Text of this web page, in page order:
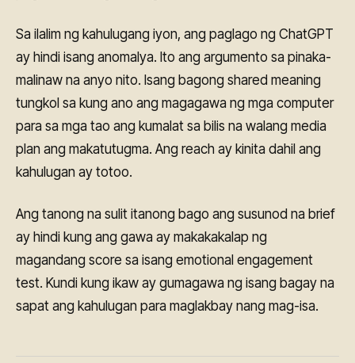
Sa ilalim ng kahulugang iyon, ang paglago ng ChatGPT
ay hindi isang anomalya. Ito ang argumento sa pinaka-
malinaw na anyo nito. Isang bagong shared meaning
tungkol sa kung ano ang magagawa ng mga computer
para sa mga tao ang kumalat sa bilis na walang media
plan ang makatutugma. Ang reach ay kinita dahil ang
kahulugan ay totoo.
Ang tanong na sulit itanong bago ang susunod na brief
ay hindi kung ang gawa ay makakakalap ng
magandang score sa isang emotional engagement
test. Kundi kung ikaw ay gumagawa ng isang bagay na
sapat ang kahulugan para maglakbay nang mag-isa.